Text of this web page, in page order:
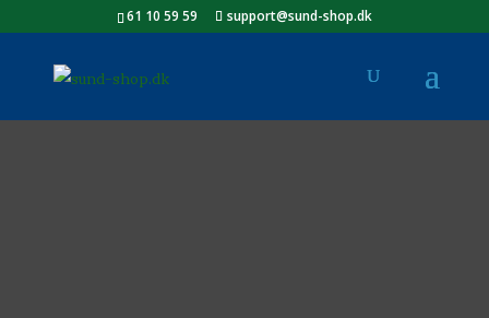
61 10 59 59 support@sund-shop.dk